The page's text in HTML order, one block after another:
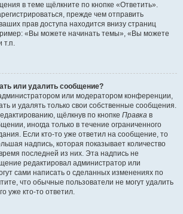
в теме щёлкните по кнопке «Ответить».
прежде чем отправить
прав доступа находится внизу страниц
«Вы можете начинать темы», «Вы можете
т.п.
или удалить сообщение?
или модератором конференции,
и удалять только свои собственные сообщения.
щёлкнув по кнопке Правка в
иногда только в течение ограниченного
Если кто-то уже ответил на сообщение, то
надпись, которая показывает количество
последней из них. Эта надпись не
редактировал администратор или
сами написать о сделанных изменениях по
что обычные пользователи не могут удалить
уже кто-то ответил.